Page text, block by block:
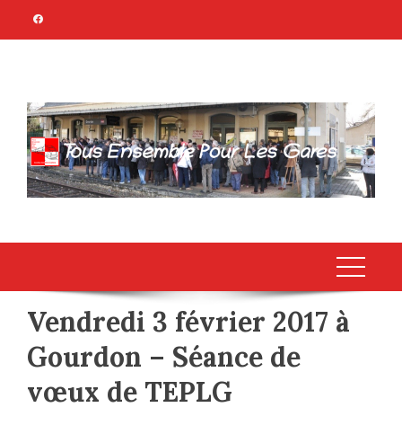
TOUS ENSEMBLE
POUR LES GARES
Association Citoyenne
Vendredi 3 février 2017 à
Gourdon – Séance de
vœux de TEPLG